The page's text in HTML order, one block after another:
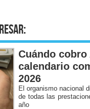
Cuándo cobro
calendario
2026
El organismo nacional
de todas las
año